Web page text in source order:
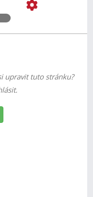
upravit tuto stránku?